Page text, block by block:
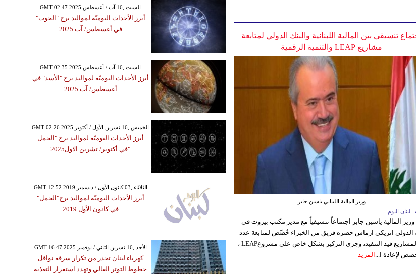
تنسيقي بين المالية اللبنانية والبنك الدولي لمتابعة
مشاريع LEAP والتنمية الرقمية
وزير المالية اللبناني ياسين جابر
لبنان اليوم
المالية ياسين جابر اجتماعاً تنسيقياً مع مدير مكتب بيروت في
الدولي انريكي ارماس حضره فريق من الخبراء خُصِّص لمتابعة عدد
من المشاريع قيد التنفيذ، وجرى التركيز بشكل خاص على مشروعLEAP ،
لإعادة ا... المزيد
GMT 02:47 2025 السبت ,16 آب / أغسطس
أبرز الأحداث اليوميّة لمواليد برج "الحوت"
في أغسطس/ آب 2025
GMT 02:35 2025 السبت ,16 آب / أغسطس
أبرز الأحداث اليوميّة لمواليد برج "الأسد" في
أغسطس/ آب 2025
GMT 02:26 2025 الخميس ,16 تشرين الأول / أكتوبر
أبرز الأحداث اليوميّة لمواليد برج "الحمل
"في أكتوبر/ تشرين الاول2025
GMT 12:52 2019 الثلاثاء ,03 كانون الأول / ديسمبر
أبرز الأحداث اليوميّة لمواليد برج"الحمل"
في كانون الأول 2019
GMT 16:47 2025 الأحد ,16 تشرين الثاني / نوفمبر
كهرباء لبنان تحذر من تكرار سرقة نواقل
خطوط التوتر العالي وتهدد استقرار التغذية